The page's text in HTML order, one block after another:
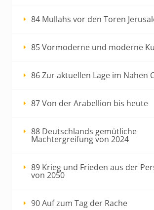
84 Mullahs vor den Toren
85 Vormoderne und moderne
86 Zur aktuellen Lage im Nahen
87 Von der Arabellion bis heute
88 Deutschlands gemütliche
Machtergreifung von 2024
89 Krieg und Frieden aus der
von 2050
90 Auf zum Tag der Rache